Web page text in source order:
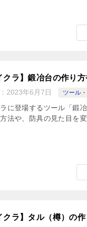
クラ】鍛冶台の作り
2023年6月7日 ツール
に登場するツール「鍛
法や、防具の見た目を
クラ】タル（樽）の